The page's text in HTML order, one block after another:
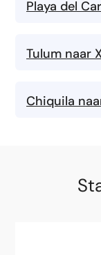
Playa del
Tulum naar
Chiquila